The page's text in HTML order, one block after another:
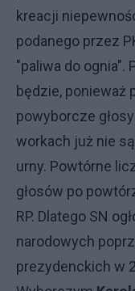
kreacji
podanego przez
"paliwa do ognia".
będzie, ponieważ
powyborcze
workach już nie
urny. Powtórne
głosów po
RP. Dlatego SN
narodowych
prezydenckich w